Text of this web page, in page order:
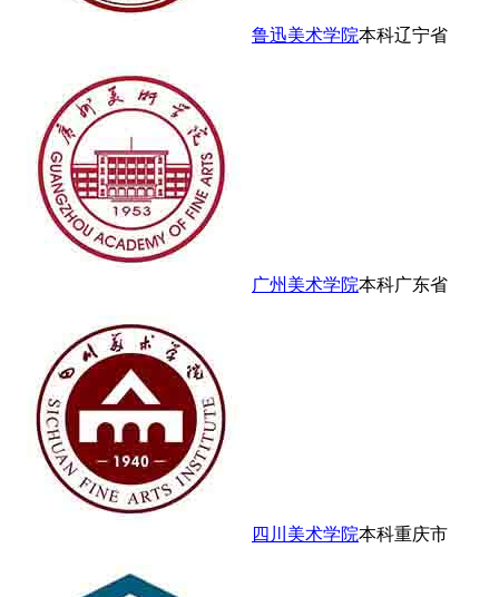
鲁迅美术学院本科辽宁省
广州美术学院本科广东省
四川美术学院本科重庆市